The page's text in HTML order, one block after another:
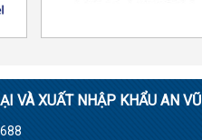
VÀ XUẤT NHẬP KHẨU AN VŨ